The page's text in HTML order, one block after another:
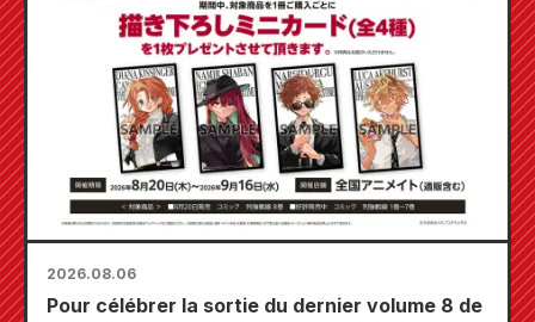
2026.08.06
Pour célébrer la sortie du dernier volume 8 de